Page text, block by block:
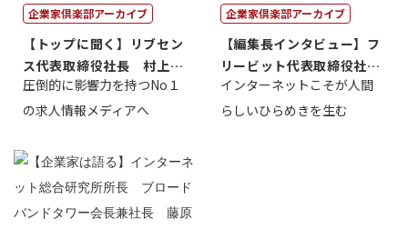
企業家倶楽部アーカイブ
【トップに聞く】リブセン
ス代表取締役社長 村上太
一 氏
圧倒的に影響力を持つNo１
の求人情報メディアへ
企業家倶楽部アーカイブ
【編集長インタビュー】フ
リービット代表取締役社長
ＣＥＯ 石田...
インターネットこそが人間
らしいひらめきを生む